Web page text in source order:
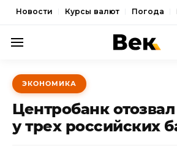
Новости Курсы валют Погода
ПОЛИТИКА
ЭКОНОМИКА
ОБЩЕСТВО
ЭКОНОМИКА
Центробанк
у трех российских